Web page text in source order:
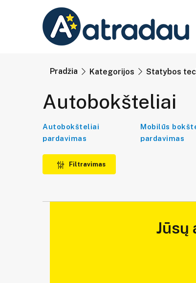
Pradžia Kategorijos Statybos
Autobokšteliai
Autobokšteliai
pardavimas
Mobilūs
pardavimas
Filtravimas
Jūsų